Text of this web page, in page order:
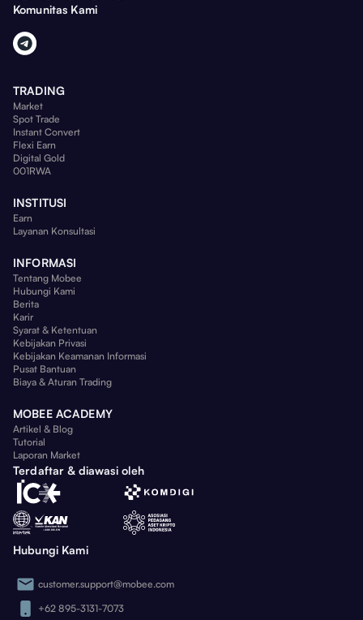
Komunitas Kami
TRADING
Market
Spot Trade
Instant Convert
Flexi Earn
Digital Gold
001RWA
INSTITUSI
Earn
Layanan Konsultasi
INFORMASI
Tentang Mobee
Hubungi Kami
Berita
Karir
Syarat & Ketentuan
Kebijakan Privasi
Kebijakan Keamanan Informasi
Pusat Bantuan
Biaya & Aturan Trading
MOBEE ACADEMY
Artikel & Blog
Tutorial
Laporan Market
Terdaftar & diawasi oleh
Hubungi Kami
customer.support@mobee.com
+62 895-3131-7073